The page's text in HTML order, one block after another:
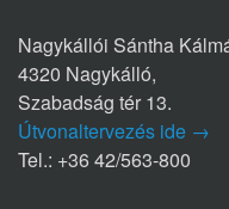
Nagykállói Sántha
4320 Nagykálló,
Szabadság tér 13.
Útvonaltervezés ide →
Tel.: +36 42/563-800